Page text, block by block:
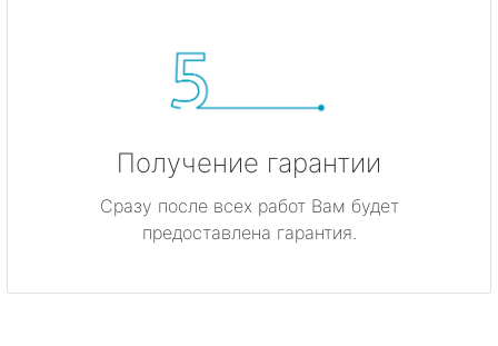
Получение гарантии
Сразу после всех работ Вам будет
предоставлена гарантия.